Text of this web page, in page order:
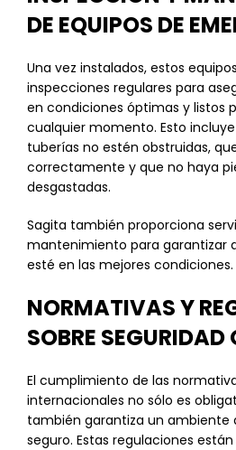
DE EQUIPOS DE
Una vez instalados, estos
inspecciones regulares para
en condiciones óptimas y listos
cualquier momento. Esto
tuberías no estén obstruidas,
correctamente y que no haya
desgastadas.
Sagita también proporciona
mantenimiento para garantizar
esté en las mejores condiciones.
NORMATIVAS Y
SOBRE
El cumplimiento de las
internacionales no sólo es
también garantiza un ambiente
seguro. Estas regulaciones